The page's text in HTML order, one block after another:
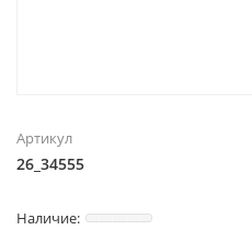
Артикул
26_34555